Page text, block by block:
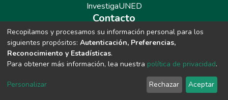
InvestigaUNED
Contacto
Teléfono: 913986562 / 6643 / 6633 / 8766
Correo: repositoriobiblioteca@adm.uned.es
Recopilamos y procesamos su información personal para los
siguientes propósitos: Autenticación, Preferencias,
Reconocimiento y Estadísticas.
Para obtener más información, lea nuestra política de privacidad.
Personalizar Rechazar Aceptar